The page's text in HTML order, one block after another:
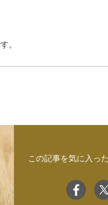
。
この記事を気に入っ